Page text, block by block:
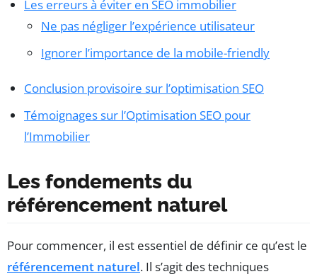
Les erreurs à éviter en SEO immobilier
Ne pas négliger l’expérience utilisateur
Ignorer l’importance de la mobile-friendly
Conclusion provisoire sur l’optimisation SEO
Témoignages sur l’Optimisation SEO pour
l’Immobilier
Les fondements du
référencement naturel
Pour commencer, il est essentiel de définir ce qu’est le
référencement naturel. Il s’agit des techniques